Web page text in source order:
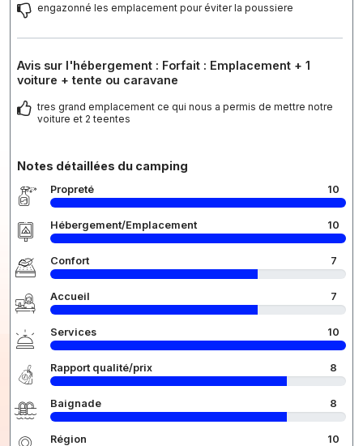
engazonné les emplacement pour éviter la poussiere
Avis sur l'hébergement : Forfait : Emplacement + 1
voiture + tente ou caravane
tres grand emplacement ce qui nous a permis de mettre notre
voiture et 2 teentes
Notes détaillées du camping
Propreté 10
Hébergement/Emplacement 10
Confort 7
Accueil 7
Services 10
Rapport qualité/prix 8
Baignade 8
Région 10